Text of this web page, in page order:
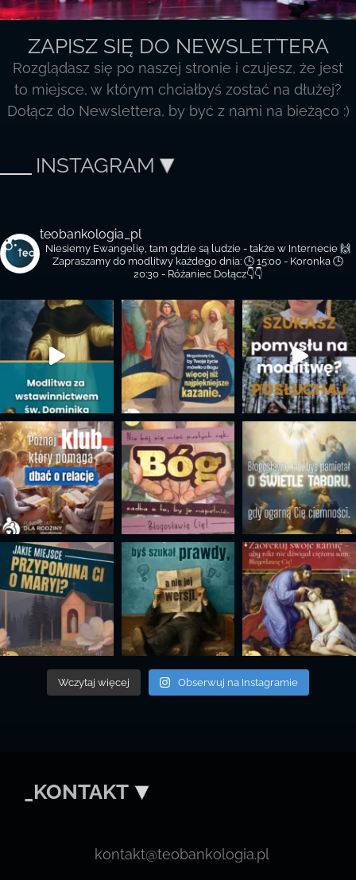
ZAPISZ SIĘ DO NEWSLETTERA
Rozglądasz się po naszej stronie i czujesz, że jest
to miejsce, w którym chciałbyś zostać na dłużej?
Dołącz do Newslettera, by być z nami na bieżąco :)
INSTAGRAM
teobankologia_pl
Niesiemy Ewangelię, tam gdzie są ludzie - także w Internecie 🙌
Zapraszamy do modlitwy każdego dnia: 🕒 15:00 - Koronka 🕒
20:30 - Różaniec Dołącz👇👇
Wczytaj więcej Obserwuj na Instagramie
_KONTAKT
kontakt@teobankologia.pl